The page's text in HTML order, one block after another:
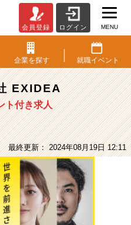
会員登録 ログイン MENU
企業を探す 就職イベント
EXIDEA
ト付き求人
最終更新： 2024年08月19日 12:11